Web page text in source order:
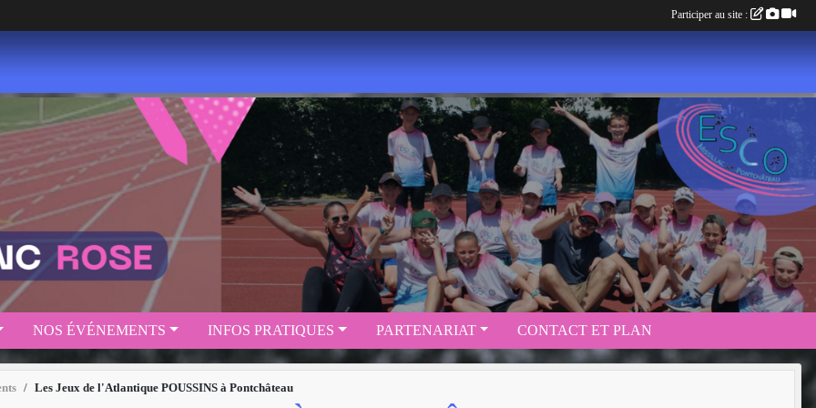
NOS ÉVÉNEMENTS INFOS PRATIQUES PARTENARIAT CONTACT ET PLAN
Les Jeux de l'Atlantique POUSSINS à Pontchâteau
Participer au site :